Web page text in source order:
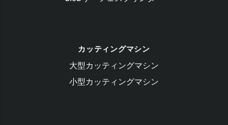
カッティングマシン
大型カッティングマシン
小型カッティングマシン